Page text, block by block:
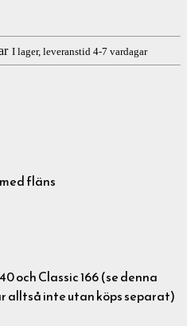
I lager, leveranstid 4-7 vardagar
fläns
och Classic 166 (se denna
inte utan köps separat)